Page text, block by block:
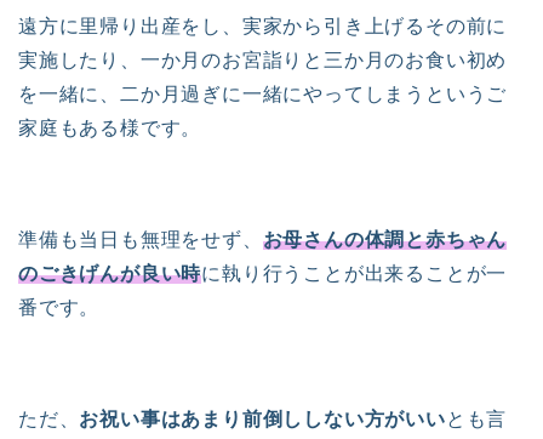
遠方に里帰り出産をし、実家から引き上げるその前に
実施したり、一か月のお宮詣りと三か月のお食い初め
を一緒に、二か月過ぎに一緒にやってしまうというご
家庭もある様です。
準備も当日も無理をせず、 お母さんの体調と赤ちゃん
のごきげんが良い時に執り行うことが出来ることが一
番です。
ただ、 お祝い事はあまり前倒ししない方がいいとも言